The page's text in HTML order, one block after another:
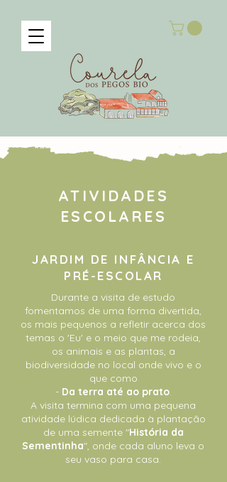
ATIVIDADES
ESCOLARES
JARDIM DE INFÂNCIA E
PRÉ-ESCOLAR
Durante a visita de estudo
fomentamos de uma forma divertida,
os mais pequenos a refletir acerca dos
temas o 'Eu' e o meio que me rodeia,
os animais e as plantas, a
biodiversidade no local onde vivo e o
que como
- Da terra até ao prato.
A visita termina com uma pequena
atividade lúdica dedicada à plantação
de uma semente "História da
Sementinha", onde cada aluno leva o
seu vaso para casa.